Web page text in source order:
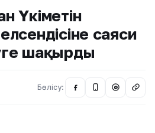
Үкіметін
саяси
шақырды
Бөлісу: @